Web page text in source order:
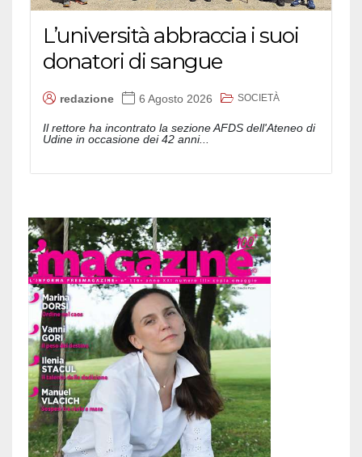
L’università abbraccia i suoi
donatori di sangue
redazione 6 Agosto 2026 SOCIETÀ
Il rettore ha incontrato la sezione AFDS dell'Ateneo di
Udine in occasione dei 42 anni...